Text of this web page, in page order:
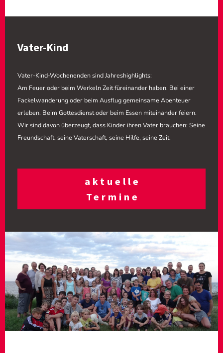
Vater-Kind
Vater-Kind-Wochenenden sind Jahreshighlights:
Am Feuer oder beim Werkeln Zeit füreinander haben. Bei einer
Fackelwanderung oder beim Ausflug gemeinsame Abenteuer
erleben. Beim Gottesdienst oder beim Essen miteinander feiern.
Wir sind davon überzeugt, dass Kinder ihren Vater brauchen: Seine
Freundschaft, seine Vaterschaft, seine Hilfe, seine Zeit.
aktuelle
Termine